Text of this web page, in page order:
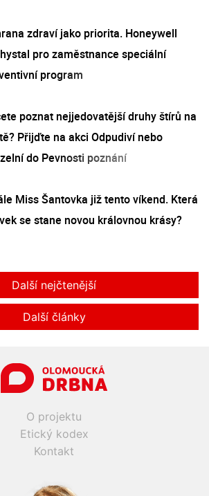
zdraví jako priorita. Honeywell
pro zaměstnance speciální
program
poznat nejjedovatější druhy štírů na
Přijďte na akci Odpudiví nebo
do Pevnosti poznání
Miss Šantovka již tento víkend. Která
se stane novou královnou krásy?
Další nejčtenější
Další články
O projektu
Etický kodex
Kontakt